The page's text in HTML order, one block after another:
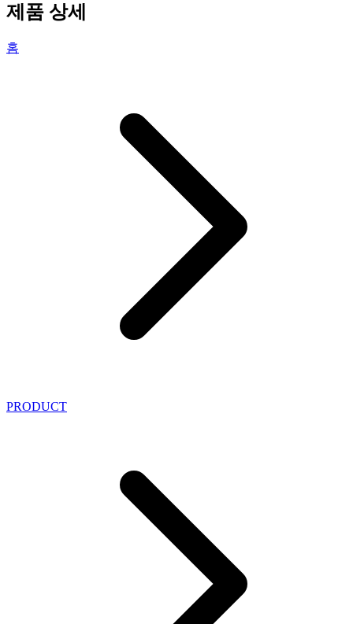
제품 상세
홈
PRODUCT